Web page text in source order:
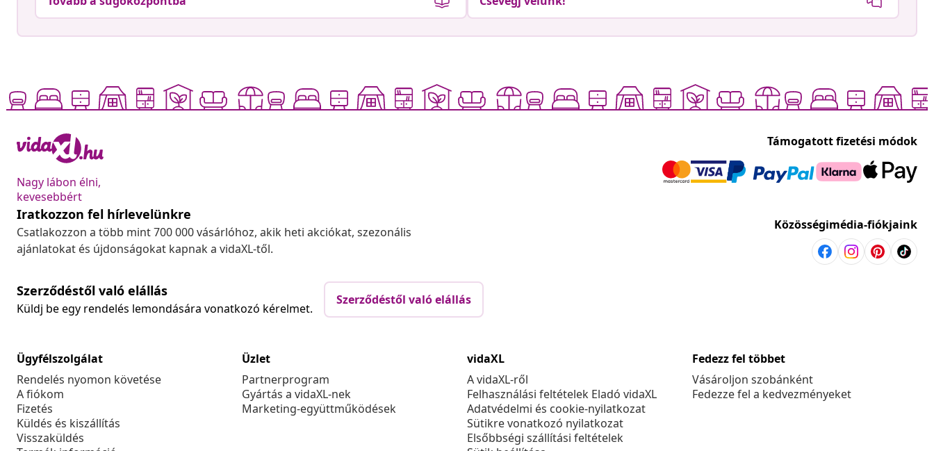
Nagy lábon élni,
kevesebbért
Támogatott fizetési módok
Iratkozzon fel hírlevelünkre
Csatlakozzon a több mint 700 000 vásárlóhoz, akik heti akciókat, szezonális
ajánlatokat és újdonságokat kapnak a vidaXL-től.
Közösségimédia-fiókjaink
Szerződéstől való elállás
Küldj be egy rendelés lemondására vonatkozó kérelmet.
Szerződéstől való elállás
Ügyfélszolgálat
Rendelés nyomon követése
A fiókom
Fizetés
Küldés és kiszállítás
Visszaküldés
Üzlet
Partnerprogram
Gyártás a vidaXL-nek
Marketing-együttműködések
vidaXL
A vidaXL-ről
Felhasználási feltételek Eladó vidaXL
Adatvédelmi és cookie-nyilatkozat
Sütikre vonatkozó nyilatkozat
Elsőbbségi szállítási feltételek
Fedezz fel többet
Vásároljon szobánként
Fedezze fel a kedvezményeket